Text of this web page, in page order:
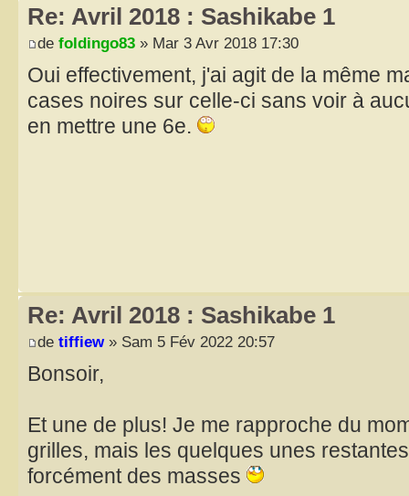
Re: Avril 2018 : Sashikabe 1
de foldingo83 » Mar 3 Avr 2018 17:30
Oui effectivement, j'ai agit de la même
cases noires sur celle-ci sans voir à
en mettre une 6e.
Re: Avril 2018 : Sashikabe 1
de tiffiew» Sam 5 Fév 2022 20:57
Bonsoir,
Et une de plus! Je me rapproche du
grilles, mais les quelques unes
forcément des masses